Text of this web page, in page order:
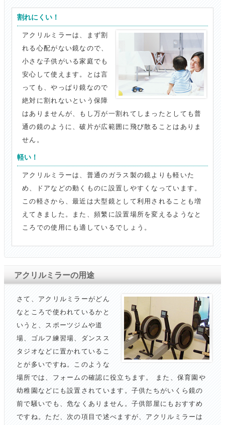
割れにくい！
アクリルミラーは、まず割
れる心配がない鏡なので、
小さな子供がいる家庭でも
安心して使えます。とは言
っても、やっぱり鏡なので
絶対に割れないという保障
はありませんが、もし万が一割れてしまったとしても普
通の鏡のように、破片が広範囲に飛び散ることはありま
せん。
軽い！
アクリルミラーは、普通のガラス製の鏡よりも軽いた
め、ドアなどの動くものに設置しやすくなっています。
この軽さから、最近は大型鏡として利用されることも増
えてきました。また、頻繁に設置場所を変えるようなと
ころでの使用にも適しているでしょう。
アクリルミラーの用途
さて、アクリルミラーがどん
なところで使われているかと
いうと、スポーツジムや道
場、ゴルフ練習場、ダンスス
タジオなどに置かれているこ
とが多いですね。このような
場所では、フォームの確認に役立ちます。 また、保育園や
幼稚園などにも設置されています。子供たちがいくら鏡の
前で騒いでも、危なくありません。子供部屋にもおすすめ
ですね。ただ、次の項目で述べますが、アクリルミラーは